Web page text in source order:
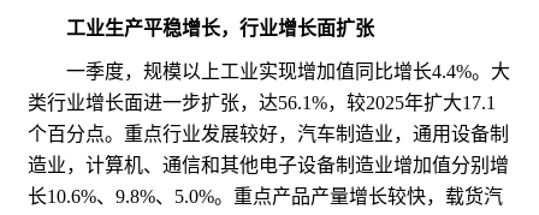
工业生产平稳增长，行业增长面扩张
一季度，规模以上工业实现增加值同比增长4.4%。大
类行业增长面进一步扩张，达56.1%，较2025年扩大17.1
个百分点。重点行业发展较好，汽车制造业，通用设备制
造业，计算机、通信和其他电子设备制造业增加值分别增
长10.6%、9.8%、5.0%。重点产品产量增长较快，载货汽